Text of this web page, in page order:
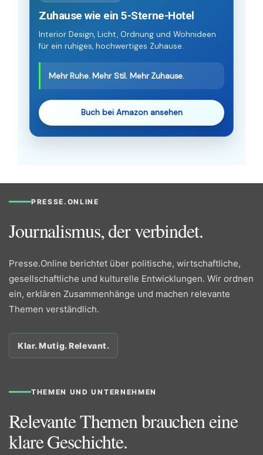
Zuhause wie ein 5-Sterne-Hotel
Interior Design, Licht, Ordnung und Wohnideen
für ein ruhiges, hochwertiges Zuhause.
Mehr Ruhe. Mehr Stil. Mehr Zuhause.
Buch bei Amazon ansehen
PRESSE.ONLINE
Journalismus, der verbindet.
Presse.Online berichtet über politische, wirtschaftliche,
gesellschaftliche und kulturelle Entwicklungen. Wir ordnen
ein, erklären Zusammenhänge und machen relevante
Themen verständlich.
Klar. Mutig. Relevant.
THEMEN UND UNTERNEHMEN
Relevante Themen brauchen eine
klare Geschichte.